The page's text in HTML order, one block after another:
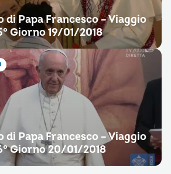
di Papa Francesco – Viaggio
Giorno 19/01/2018
di Papa Francesco – Viaggio
Giorno 20/01/2018